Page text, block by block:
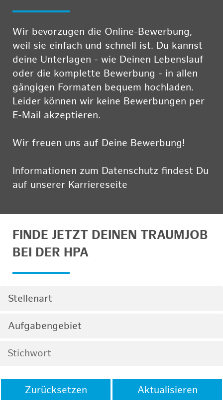
Wir bevorzugen die Online-Bewerbung,
weil sie einfach und schnell ist. Du kannst
deine Unterlagen - wie Deinen Lebenslauf
oder die komplette Bewerbung - in allen
gängigen Formaten bequem hochladen.
Leider können wir keine Bewerbungen per
E-Mail akzeptieren.
Wir freuen uns auf Deine Bewerbung!
Informationen zum Datenschutz findest Du
auf unserer Karriereseite
FINDE JETZT DEINEN TRAUMJOB
BEI DER HPA
Stellenart
Aufgabengebiet
Zurücksetzen Aktualisieren